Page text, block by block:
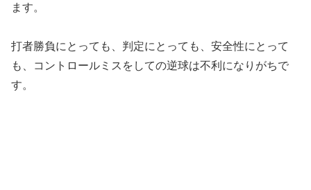
ます。
打者勝負にとっても、判定にとっても、安全性にとって
も、コントロールミスをしての逆球は不利になりがちで
す。